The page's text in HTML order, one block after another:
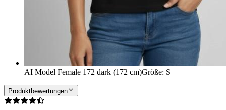
AI Model Female 172 dark (172 cm)Größe: S
Produktbewertungen